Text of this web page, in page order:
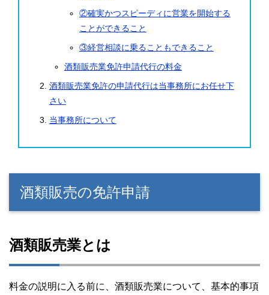
②確実かつスピーディに営業を開始する
ことができること
③経営相談に乗ることもできること
酒類販売業免許申請代行の料金
酒類販売業免許の申請代行は当事務所にお任せ下
さい
当事務所について
酒類販売の免許申請
酒類販売業とは
料金の説明に入る前に、酒類販売業について、基本的事項